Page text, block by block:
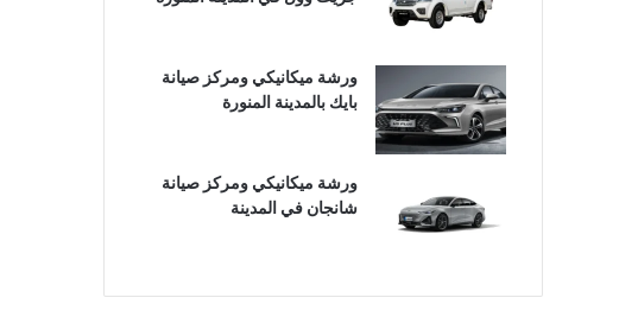
ورشة ميكانيكي ومركز صيانة
بايك بالمدينة المنورة
ورشة ميكانيكي ومركز صيانة
شانجان في المدينة